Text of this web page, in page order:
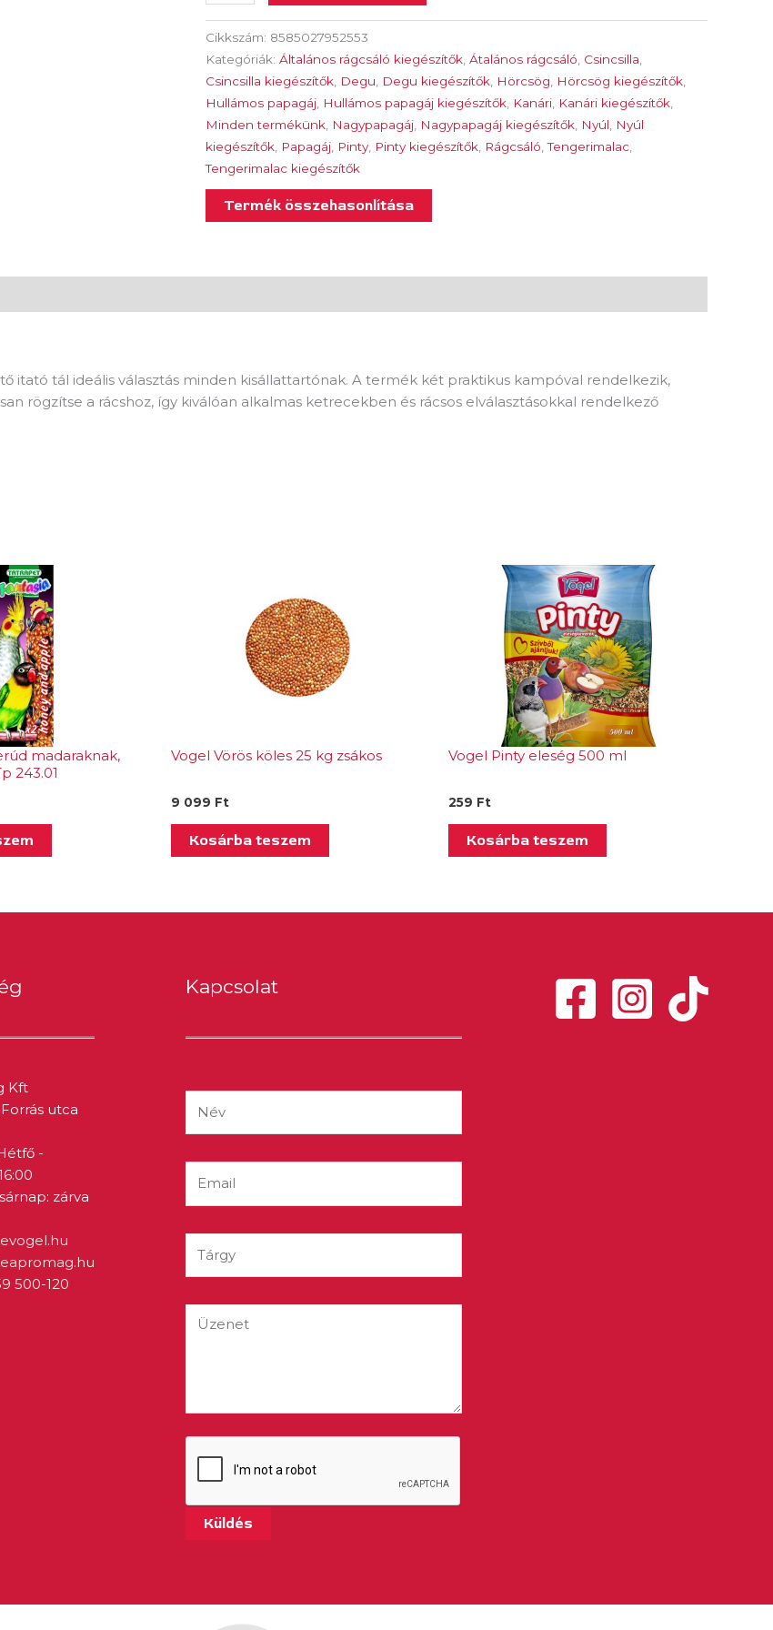
Cikkszám: 8585027952553
Kategóriák: Általános rágcsáló kiegészítők, Átalános rágcsáló, Csincsilla,
Csincsilla kiegészítők, Degu, Degu kiegészítők, Hörcsög, Hörcsög kiegészítők,
Hullámos papagáj, Hullámos papagáj kiegészítők, Kanári, Kanári kiegészítők,
Minden termékünk, Nagypapagáj, Nagypapagáj kiegészítők, Nyúl, Nyúl
kiegészítők, Papagáj, Pinty, Pinty kiegészítők, Rágcsáló,Tengerimalac,
Tengerimalac kiegészítők
Termék összehasonlítása
itató tál ideális választás minden kisállattartónak. A termék két praktikus kampóval rendelkezik,
rögzítse a rácshoz, így kiválóan alkalmas ketrecekben és rácsos elválasztásokkal rendelkező
madaraknak,
243.01
Vogel Vörös köles 25 kg zsákos
9 099 Ft
Kosárba teszem
Vogel Pinty eleség 500 ml
259 Ft
Kosárba teszem
Kft
utca
-
zárva
500-120
Kapcsolat
Küldés